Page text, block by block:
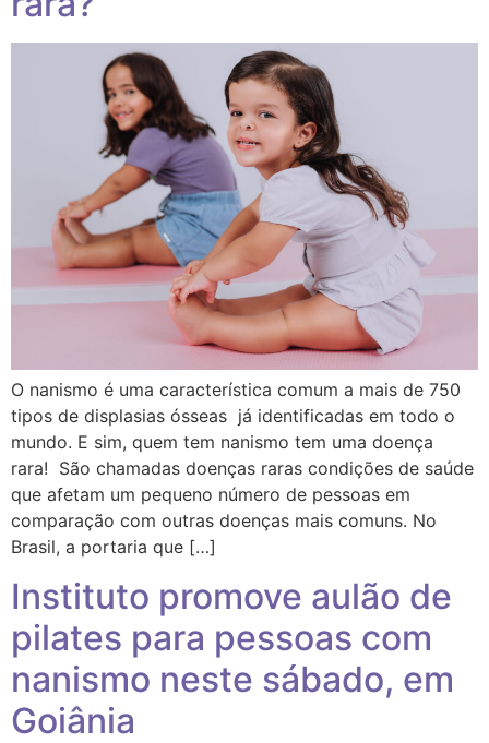
O nanismo é uma característica comum a mais de 750
tipos de displasias ósseas já identificadas em todo o
mundo. E sim, quem tem nanismo tem uma doença
rara! São chamadas doenças raras condições de saúde
que afetam um pequeno número de pessoas em
comparação com outras doenças mais comuns. No
Brasil, a portaria que […]
Instituto promove aulão de
pilates para pessoas com
nanismo neste sábado, em
Goiânia